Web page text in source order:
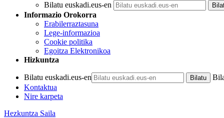
Bilatu euskadi.eus-en
Informazio Orokorra
Erabilerraztasuna
Lege-informazioa
Cookie politika
Egoitza Elektronikoa
Hizkuntza
Bilatu euskadi.eus-en
Kontaktua
Nire karpeta
Hezkuntza Saila